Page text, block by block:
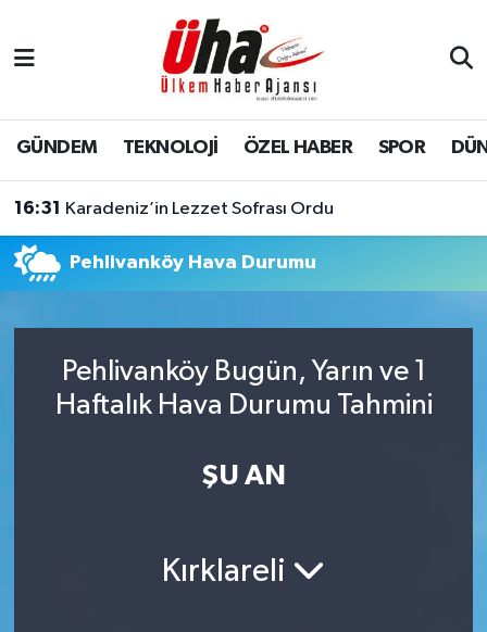
GÜNDEM TEKNOLOJİ ÖZEL HABER SPOR
16:31 Karadeniz’in Lezzet Sofrası Ordu
Pehlivanköy Hava Durumu
Pehlivanköy Bugün, Yarın ve 1
Haftalık Hava Durumu Tahmini
ŞU AN
Kırklareli
İstanbul Nöbetçi Eczaneler
İstanbul Hava Durumu
Tüm Manşetler
Son Dakika Haberleri